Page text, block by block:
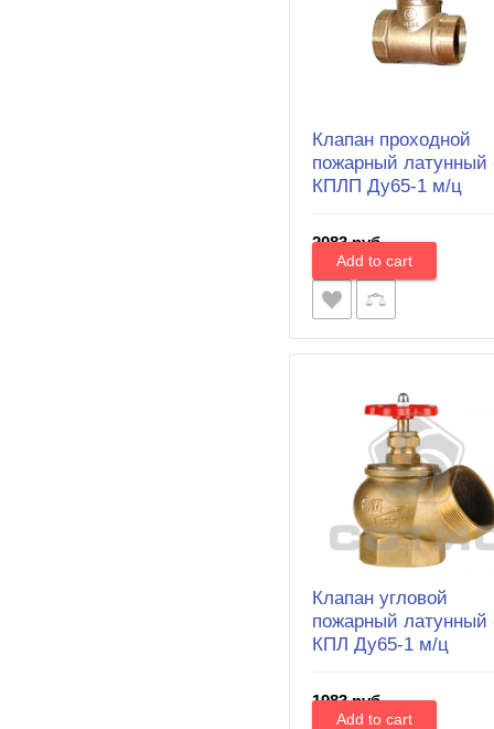
Клапан проходной
пожарный латунный
КПЛП Ду65-1 м/ц
2083 руб.
Клапан угловой
пожарный латунный
КПЛ Ду65-1 м/ц
1983 руб.